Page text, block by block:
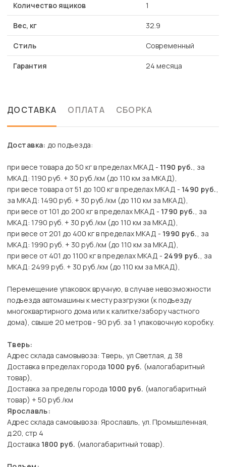
Количество ящиков 1
Вес, кг 32.9
Стиль Современный
Гарантия 24 месяца
ДОСТАВКА ОПЛАТА СБОРКА
Доставка: до подъезда:
при весе товара до 50 кг в пределах МКАД - 1190 руб., за
МКАД: 1190 руб. + 30 руб./км (до 110 км за МКАД),
при весе товара от 51 до 100 кг в пределах МКАД - 1490 руб.,
за МКАД: 1490 руб. + 30 руб./км (до 110 км за МКАД),
при весе от 101 до 200 кг в пределах МКАД - 1790 руб., за
МКАД: 1790 руб. + 30 руб./км (до 110 км за МКАД),
при весе от 201 до 400 кг в пределах МКАД - 1990 руб., за
МКАД: 1990 руб. + 30 руб./км (до 110 км за МКАД),
при весе от 401 до 1100 кг в пределах МКАД - 2499 руб., за
МКАД: 2499 руб. + 30 руб./км (до 110 км за МКАД),
Перемещение упаковок вручную, в случае невозможности
подъезда автомашины к месту разгрузки (к подъезду
многоквартирного дома или к калитке/забору частного
дома), свыше 20 метров - 90 руб. за 1 упаковочную коробку.
Тверь:
Адрес склада самовывоза: Тверь, ул Светлая, д. 38
Доставка в пределах города 1000 руб. (малогабаритный
товар),
Доставка за пределы города 1000 руб. (малогабаритный
товар) + 50 руб./км
Ярославль:
Адрес склада самовывоза: Ярославль, ул. Промышленная,
д.20, стр 4
Доставка 1800 руб. (малогабаритный товар).